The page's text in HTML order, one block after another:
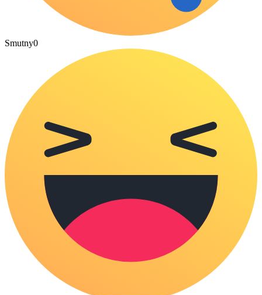
Smutny0